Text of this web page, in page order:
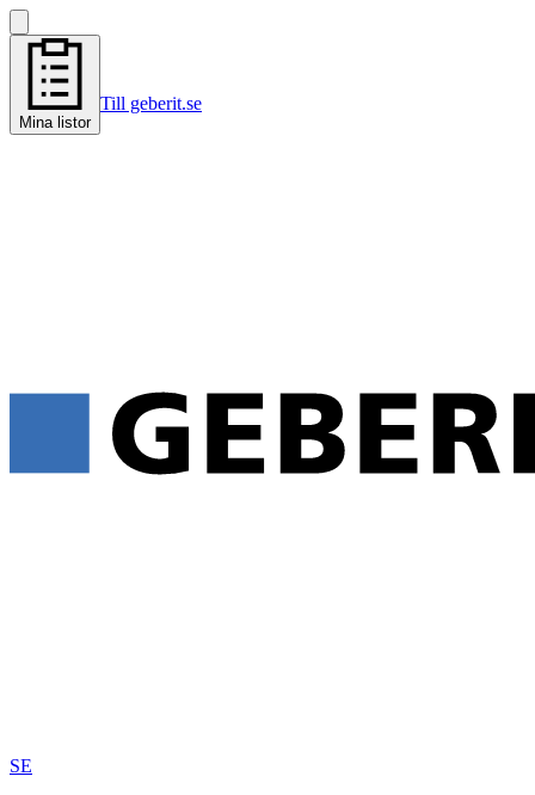
Mina listor
Till geberit.se
SE